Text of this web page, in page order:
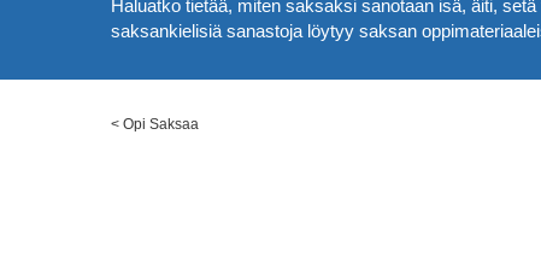
Haluatko tietää, miten saksaksi sanotaan isä, äiti,
saksankielisiä sanastoja löytyy saksan
< Opi Saksaa